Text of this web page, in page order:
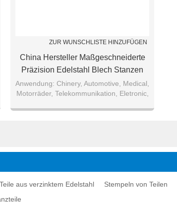
ZUR WUNSCHLISTE HINZUFÜGEN
China Hersteller Maßgeschneiderte
Präzision Edelstahl Blech Stanzen
Teile
Anwendung: Chinery, Automotive, Medical,
Motorräder, Telekommunikation, Eletronic,
Teile aus verzinktem Edelstahl Stempeln von Teilen